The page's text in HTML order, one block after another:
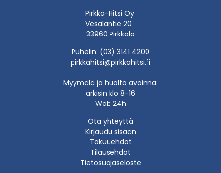
Pirkka-Hitsi Oy
Vesalantie 20
33960 Pirkkala
Puhelin: (03) 3141 4200
pirkkahitsi@pirkkahitsi.fi
Myymälä ja huolto avoinna:
arkisin klo 8-16
Web 24h
Ota yhteyttä
Kirjaudu sisään
Takuuehdot
Tilausehdot
Tietosuojaseloste